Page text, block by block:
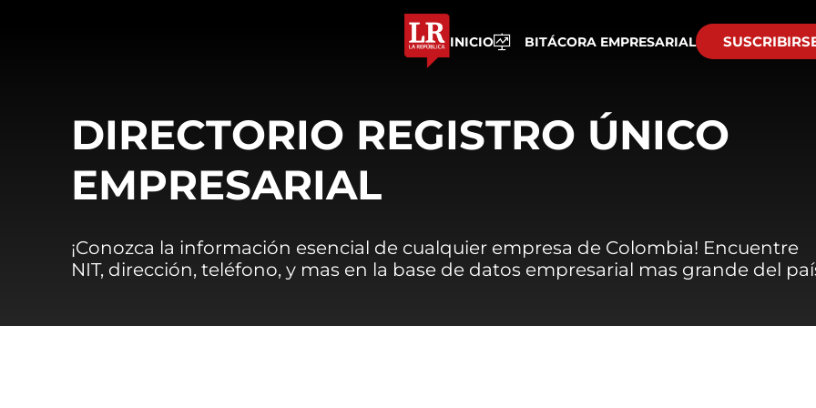
INICIO BITÁCORA EMPRESARIAL
DIRECTORIO REGISTRO ÚNICO
EMPRESARIAL
¡Conozca la información esencial de cualquier empresa de Colombia! Encuentre
NIT, dirección, teléfono, y mas en la base de datos empresarial mas grande del